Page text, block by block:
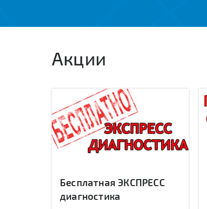
Акции
Бесплатная ЭКСПРЕСС
диагностика